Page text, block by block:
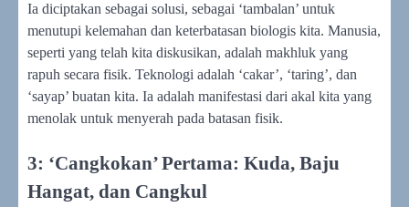
Ia diciptakan sebagai solusi, sebagai ‘tambalan’ untuk
menutupi kelemahan dan keterbatasan biologis kita. Manusia,
seperti yang telah kita diskusikan, adalah makhluk yang
rapuh secara fisik. Teknologi adalah ‘cakar’, ‘taring’, dan
‘sayap’ buatan kita. Ia adalah manifestasi dari akal kita yang
menolak untuk menyerah pada batasan fisik.
3: ‘Cangkokan’ Pertama: Kuda, Baju
Hangat, dan Cangkul